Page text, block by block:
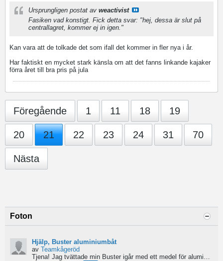
Ursprungligen postat av weactivist
Fasiken vad konstigt. Fick detta svar: "hej, dessa är slut på
centrallagret, kommer ej in igen."
Kan vara att de tolkade det som ifall det kommer in fler nya i år.
Har faktiskt en mycket stark känsla om att det fanns linkande kajaker
förra året till bra pris på jula
Föregående 1 11 18 19
20 21 22 23 24 31 70
Nästa
Foton
Hjälp, Buster aluminiumbåt
av Teamkågeröd
Tjena! Jag tvättade min Buster igår med ett medel för aluminiumbåtar och nu blev ytan konstig/flammig...